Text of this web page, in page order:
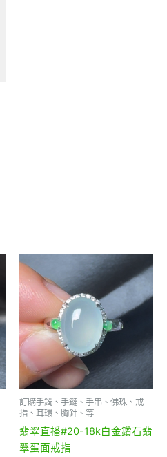
訂購手鐲、手鏈、手串、佛珠、戒
指、耳環、胸針、等
翡翠直播#20-18k白金鑽石翡
翠蛋面戒指